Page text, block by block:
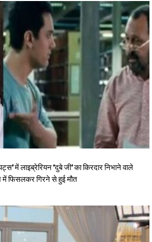
में लाइब्रेरियन ‘दुबे जी’ का किरदार निभाने वाले
में फिसलकर गिरने से हुई मौत